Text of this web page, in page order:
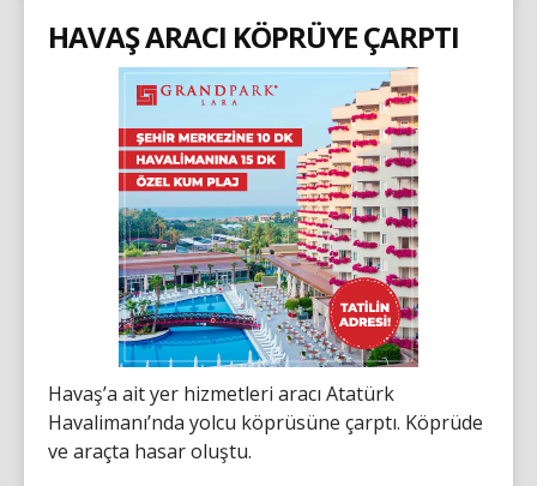
HAVAŞ ARACI KÖPRÜYE ÇARPTI
Havaş’a ait yer hizmetleri aracı Atatürk
Havalimanı’nda yolcu köprüsüne çarptı. Köprüde
ve araçta hasar oluştu.